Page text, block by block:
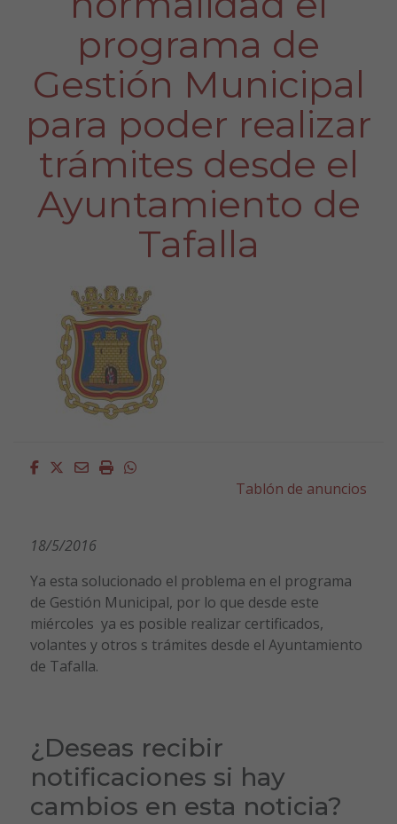
programa de
Gestión Municipal
para poder realizar
trámites desde el
Ayuntamiento de
Tafalla
Facebook
Twitter
EmailImprimirWhatsapp
Tablón de anuncios
18/5/2016
Ya esta solucionado el problema en el programa
de Gestión Municipal, por lo que desde este
miércoles ya es posible realizar certificados,
volantes y otros s trámites desde el Ayuntamiento
de Tafalla.
¿Deseas recibir
notificaciones si hay
cambios en esta noticia?